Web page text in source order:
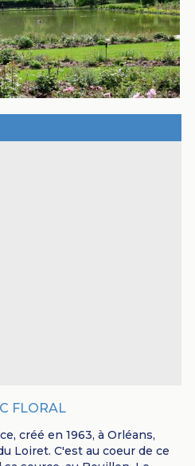
FLORAL
créé en 1963, à Orléans,
Loiret. C'est au coeur de ce